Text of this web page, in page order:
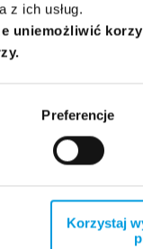
z ich usług.
uniemożliwić
Preferencje
Korzystaj